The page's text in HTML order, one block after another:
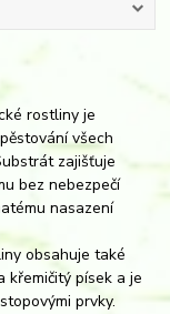
rostliny je
všech
zajišťuje
bez nebezpečí
nasazení
obsahuje také
křemičitý písek a je
prvky.